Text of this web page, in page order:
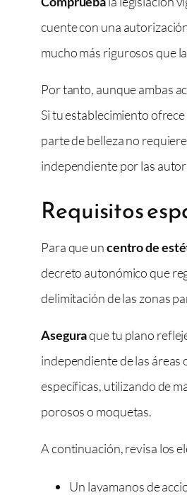
cuente con una
mucho más rigurosos que
Por tanto, aunque ambas
Si tu establecimiento
parte de belleza no
independiente por las
Requisitos
Para que uncentro de
decreto autonómico que
delimitación de las zonas
Aseguraque tu plano
independiente de las
específicas, utilizando de
porosos o moquetas.
A continuación, revisa los
Un lavamanos de